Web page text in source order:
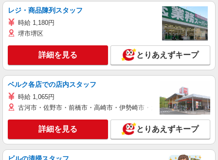
レジ・商品陳列スタッフ
時給 1,180円
堺市堺区
詳細を見る とりあえずキープ
ベルク各店での店内スタッフ
時給 1,065円
古河市・佐野市・前橋市・高崎市・伊勢崎市・太田市・館林市・藤
詳細を見る とりあえずキープ